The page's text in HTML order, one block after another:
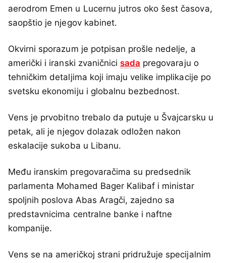
aerodrom Emen u Lucernu jutros oko šest časova,
saopštio je njegov kabinet.
Okvirni sporazum je potpisan prošle nedelje, a
američki i iranski zvaničnicisada pregovaraju o
tehničkim detaljima koji imaju velike implikacije po
svetsku ekonomiju i globalnu bezbednost.
Vens je prvobitno trebalo da putuje u Švajcarsku u
petak, ali je njegov dolazak odložen nakon
eskalacije sukoba u Libanu.
Među iranskim pregovaračima su predsednik
parlamenta Mohamed Bager Kalibaf i ministar
spoljnih poslova Abas Aragči, zajedno sa
predstavnicima centralne banke i naftne
kompanije.
Vens se na američkoj strani pridružuje specijalnim